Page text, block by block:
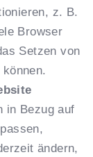
z. B.
Browser
Setzen von
in Bezug auf
ändern,